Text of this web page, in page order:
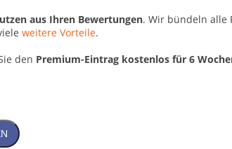
aus Ihren Bewertungen. Wir bündeln alle
weitere Vorteile.
den Premium-Eintrag kostenlos für 6